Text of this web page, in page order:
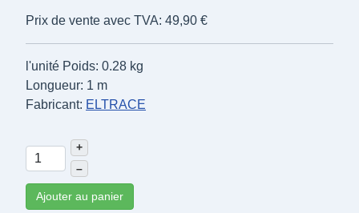
Prix de vente avec TVA: 49,90 €
l'unité Poids: 0.28 kg
Longueur: 1 m
Fabricant: ELTRACE
+
–
Ajouter au panier